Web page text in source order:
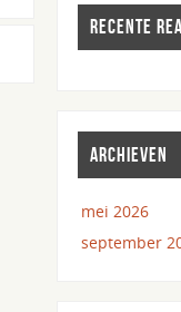
RECENTE
ARCHIEVEN
mei 2026
september